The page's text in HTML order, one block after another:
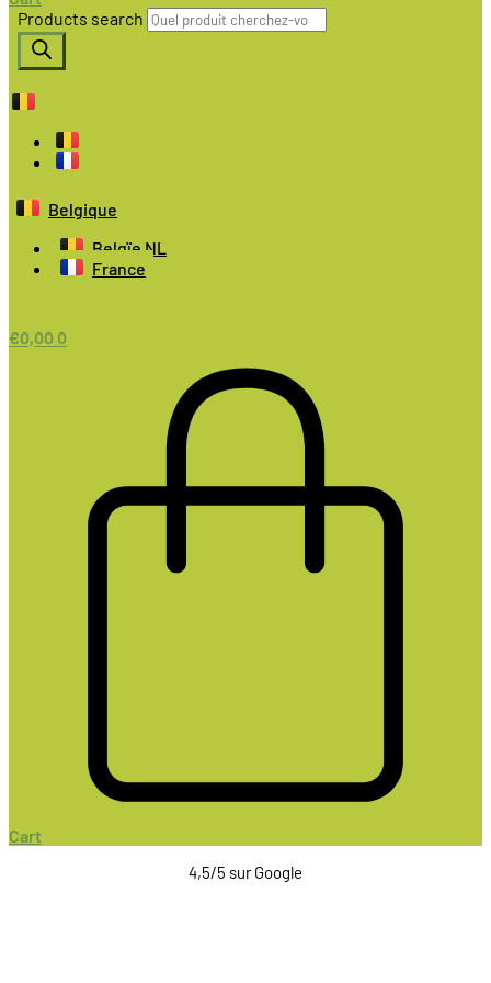
Products search
Belgique
Belgïe NL
France
€0,00 0
Cart
4,5/5 sur Google